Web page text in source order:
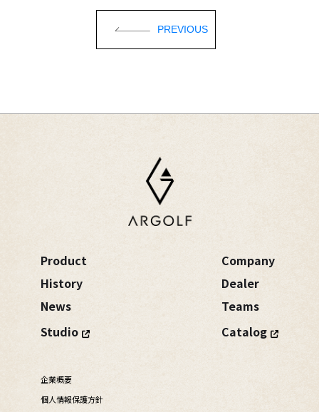
PREVIOUS
Product
History
News
Studio
Company
Dealer
Teams
Catalog
企業概要
個人情報保護方針